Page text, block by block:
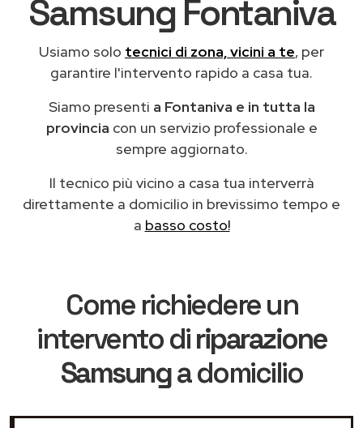
Samsung Fontaniva
Usiamo solo tecnici di zona, vicini a te, per
garantire l'intervento rapido a casa tua.
Siamo presenti a Fontaniva e in tutta la
provincia con un servizio professionale e
sempre aggiornato.
Il tecnico più vicino a casa tua interverrà
direttamente a domicilio in brevissimo tempo e
a basso costo!
Come richiedere un
intervento diriparazione
Samsunga domicilio